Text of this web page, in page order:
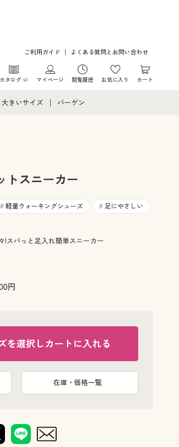
ご利用ガイド よくある質問とお問い合わせ
カタログ
シからのご注文
マイページ 閲覧履歴 お気に入り カート
ズ下着
大きいサイズ
大きいサイズ レディース下着
大きいサイズ メンズ
バーゲン
トスニーカー
# 軽量ウォーキングシューズ # 足にやさしい
!スパっと足入れ簡単スニーカー
円
を選択しカートに入れる
在庫・価格一覧